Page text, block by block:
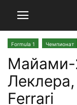
Formula 1 Чемпионат
Майами-
Ferrari